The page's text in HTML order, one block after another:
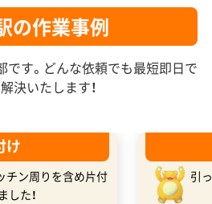
の作業事例
です。どんな依頼でも最短即日で
決いたします！
け
チン周りを含め片付
した！
引